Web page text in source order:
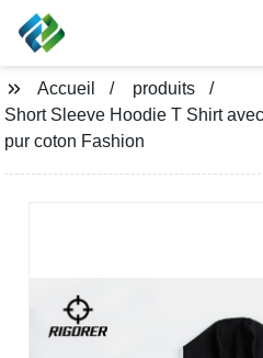
Accueil
produits
Short Sleeve Hoodie T Shirt
pur coton Fashion